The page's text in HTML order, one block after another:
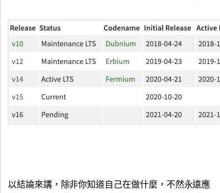
以結論來講，除非你知道自己在做什麼，不然永遠應